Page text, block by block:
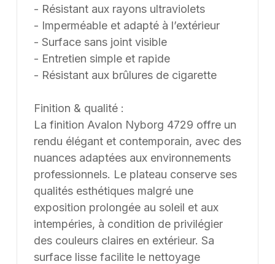
- Résistant aux rayons ultraviolets
- Imperméable et adapté à l’extérieur
- Surface sans joint visible
- Entretien simple et rapide
- Résistant aux brûlures de cigarette
Finition & qualité :
La finition Avalon Nyborg 4729 offre un
rendu élégant et contemporain, avec des
nuances adaptées aux environnements
professionnels. Le plateau conserve ses
qualités esthétiques malgré une
exposition prolongée au soleil et aux
intempéries, à condition de privilégier
des couleurs claires en extérieur. Sa
surface lisse facilite le nettoyage